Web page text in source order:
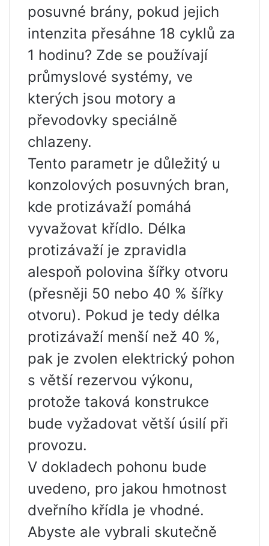
posuvné brány, pokud jejich
intenzita přesáhne 18 cyklů za
1 hodinu? Zde se používají
průmyslové systémy, ve
kterých jsou motory a
převodovky speciálně
chlazeny.
Tento parametr je důležitý u
konzolových posuvných bran,
kde protizávaží pomáhá
vyvažovat křídlo. Délka
protizávaží je zpravidla
alespoň polovina šířky otvoru
(přesněji 50 nebo 40 % šířky
otvoru). Pokud je tedy délka
protizávaží menší než 40 %,
pak je zvolen elektrický pohon
s větší rezervou výkonu,
protože taková konstrukce
bude vyžadovat větší úsilí při
provozu.
V dokladech pohonu bude
uvedeno, pro jakou hmotnost
dveřního křídla je vhodné.
Abyste ale vybrali skutečně